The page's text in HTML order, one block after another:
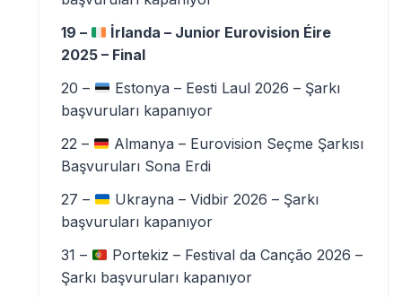
19 –
İrlanda – Junior Eurovision Éire
2025 – Final
20 –
Estonya – Eesti Laul 2026 – Şarkı
başvuruları kapanıyor
22 –
Almanya – Eurovision Seçme Şarkısı
Başvuruları Sona Erdi
27 –
Ukrayna – Vidbir 2026 – Şarkı
başvuruları kapanıyor
31 –
Portekiz – Festival da Canção 2026 –
Şarkı başvuruları kapanıyor